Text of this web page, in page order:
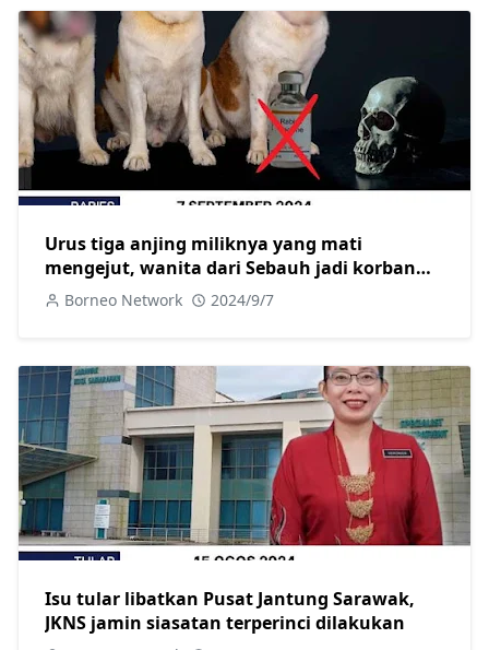
Urus tiga anjing miliknya yang mati
mengejut, wanita dari Sebauh jadi korban
baharu rabies
Borneo Network 2024/9/7
Isu tular libatkan Pusat Jantung Sarawak,
JKNS jamin siasatan terperinci dilakukan